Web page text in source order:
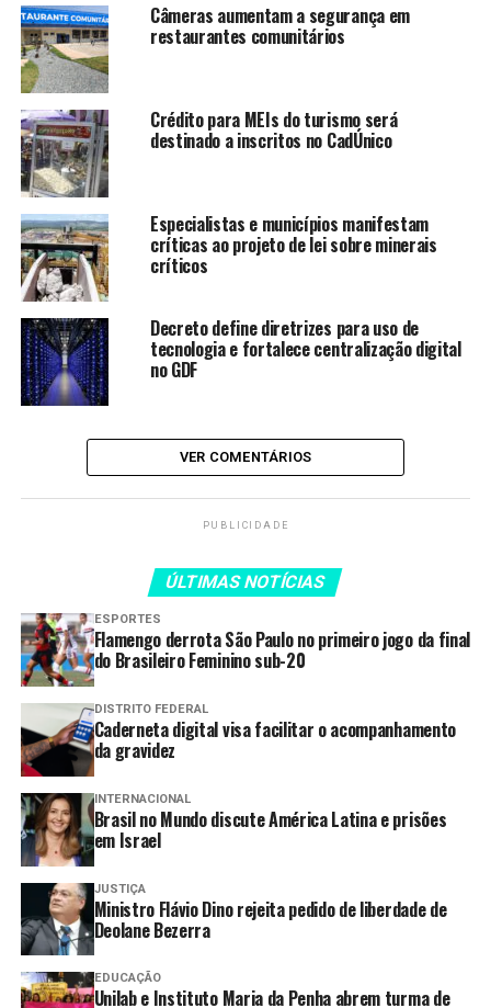
“Levar a história de
Brasília ao Palais d’Iéna é
uma oportunidade de
compartilhar com o público
internacional a audácia e a
sensibilidade que
moldaram a nossa capital.
Esta exposição não celebra
apenas o traço
arquitetônico, mas o
esforço coletivo de um país
que projetou sua identidade
no coração do Planalto
Central. Para o Governo do
esse intercâmbio é
essencial para reafirmar
Brasília como um
patrimônio vivo e um
espaço de constante
diálogo entre a tradição
modernista e as novas
possibilidades de
desenvolvimento social e
cultural”, enfatizou.
Um dos elementos centrais da mostra é uma maquete de
Câmeras aumentam a segurança em
restaurantes comunitários
Crédito para MEIs do turismo será
destinado a inscritos no CadÚnico
Especialistas e municípios manifestam
críticas ao projeto de lei sobre minerais
críticos
Decreto define diretrizes para uso de
tecnologia e fortalece centralização digital
no GDF
VER COMENTÁRIOS
PUBLICIDADE
ÚLTIMAS NOTÍCIAS
ESPORTES
Flamengo derrota São Paulo no primeiro jogo da final
do Brasileiro Feminino sub-20
DISTRITO FEDERAL
Caderneta digital visa facilitar o acompanhamento
da gravidez
INTERNACIONAL
Brasil no Mundo discute América Latina e prisões
em Israel
JUSTIÇA
Ministro Flávio Dino rejeita pedido de liberdade de
Deolane Bezerra
EDUCAÇÃO
Unilab e Instituto Maria da Penha abrem turma de